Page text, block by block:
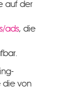
auf der
ads, die
die von